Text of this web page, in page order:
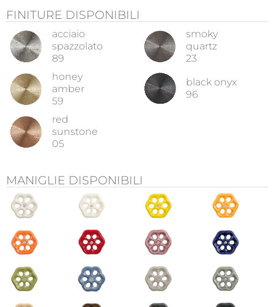
FINITURE DISPONIBILI
acciaio
spazzolato
89
smoky
quartz
23
honey
amber
59
black onyx
96
red
sunstone
05
MANIGLIE DISPONIBILI